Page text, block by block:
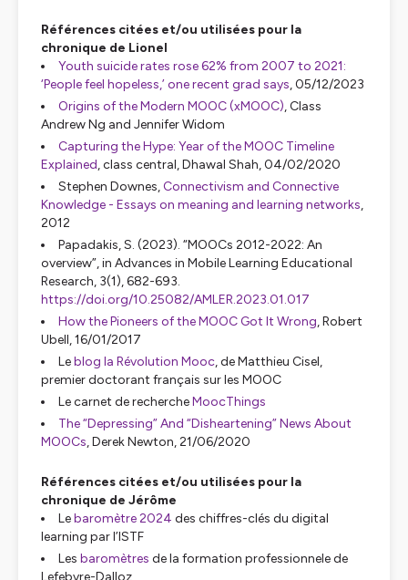
Références citées et/ou utilisées pour la
chronique de Lionel
Youth suicide rates rose 62% from 2007 to 2021:
‘People feel hopeless,’ one recent grad says, 05/12/2023
Origins of the Modern MOOC (xMOOC), Class
Andrew Ng and Jennifer Widom
Capturing the Hype: Year of the MOOC Timeline
Explained, class central, Dhawal Shah, 04/02/2020
Stephen Downes, Connectivism and Connective
Knowledge - Essays on meaning and learning networks,
2012
Papadakis, S. (2023). “MOOCs 2012-2022: An
overview”, in Advances in Mobile Learning Educational
Research, 3(1), 682-693.
https://doi.org/10.25082/AMLER.2023.01.017
How the Pioneers of the MOOC Got It Wrong, Robert
Ubell, 16/01/2017
Leblog la Révolution Mooc, de Matthieu Cisel,
premier doctorant français sur les MOOC
Le carnet de rechercheMoocThings
The “Depressing” And “Disheartening” News About
MOOCs, Derek Newton, 21/06/2020
Références citées et/ou utilisées pour la
chronique de Jérôme
Lebaromètre 2024 des chiffres-clés du digital
learning par l’ISTF
Les baromètres de la formation professionnele de
Lefebvre-Dalloz